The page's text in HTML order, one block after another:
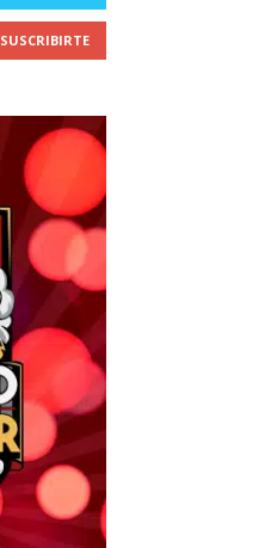
SUSCRIBIRTE